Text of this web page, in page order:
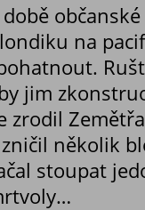
době
na
jim
zrodil
zničil několik
stoupat